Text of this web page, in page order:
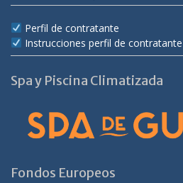
Perfil de contratante
Instrucciones perfil de contratante
Spa y Piscina Climatizada
Fondos Europeos